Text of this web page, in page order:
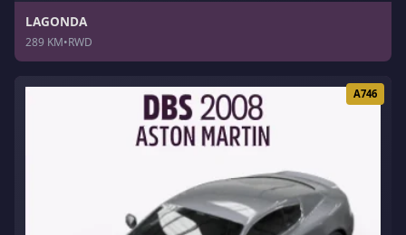
LAGONDA
289 KM•RWD
A746